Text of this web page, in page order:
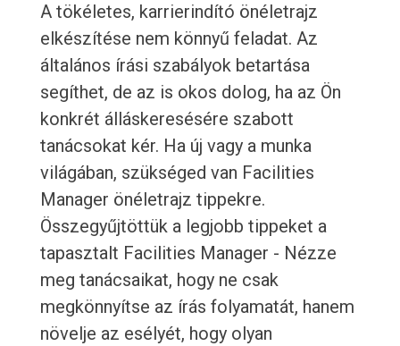
A tökéletes, karrierindító önéletrajz
elkészítése nem könnyű feladat. Az
általános írási szabályok betartása
segíthet, de az is okos dolog, ha az Ön
konkrét álláskeresésére szabott
tanácsokat kér. Ha új vagy a munka
világában, szükséged van Facilities
Manager önéletrajz tippekre.
Összegyűjtöttük a legjobb tippeket a
tapasztalt Facilities Manager - Nézze
meg tanácsaikat, hogy ne csak
megkönnyítse az írás folyamatát, hanem
növelje az esélyét, hogy olyan